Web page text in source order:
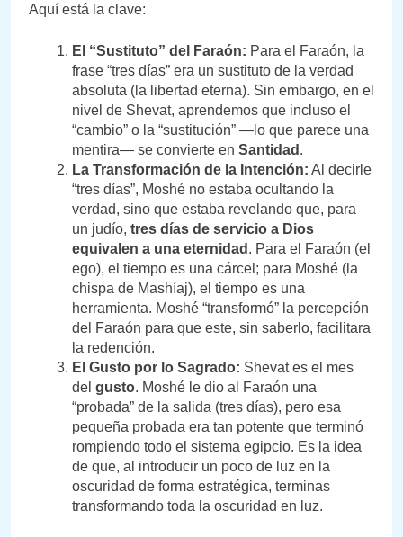
Aquí está la clave:
El “Sustituto” del Faraón: Para el Faraón, la
frase “tres días” era un sustituto de la verdad
absoluta (la libertad eterna). Sin embargo, en el
nivel de Shevat, aprendemos que incluso el
“cambio” o la “sustitución” —lo que parece una
mentira— se convierte en Santidad .
La Transformación de la Intención: Al decirle
“tres días”, Moshé no estaba ocultando la
verdad, sino que estaba revelando que, para
un judío, tres días de servicio a Dios
equivalen a una eternidad . Para el Faraón (el
ego), el tiempo es una cárcel; para Moshé (la
chispa de Mashíaj), el tiempo es una
herramienta. Moshé “transformó” la percepción
del Faraón para que este, sin saberlo, facilitara
la redención.
El Gusto por lo Sagrado: Shevat es el mes
del gusto. Moshé le dio al Faraón una
“probada” de la salida (tres días), pero esa
pequeña probada era tan potente que terminó
rompiendo todo el sistema egipcio. Es la idea
de que, al introducir un poco de luz en la
oscuridad de forma estratégica, terminas
transformando toda la oscuridad en luz.